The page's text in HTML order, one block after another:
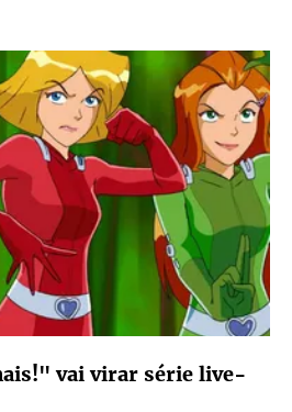
vai virar série live-